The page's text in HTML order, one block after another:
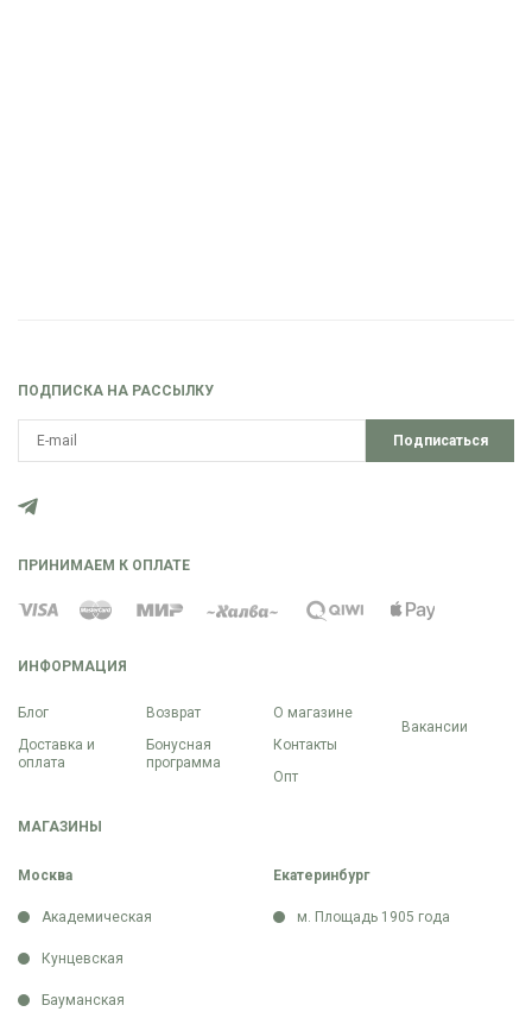
ИНФОРМАЦИЯ
Блог
Доставка и
оплата
Возврат
Бонусная
программа
О магазине
Контакты
Опт
Вакансии
МАГАЗИНЫ
Москва
Академическая
Кунцевская
Бауманская
Екатеринбург
м. Площадь 1905 года
ПОДПИСКА НА РАССЫЛКУ
Подписаться
ПРИНИМАЕМ К ОПЛАТЕ